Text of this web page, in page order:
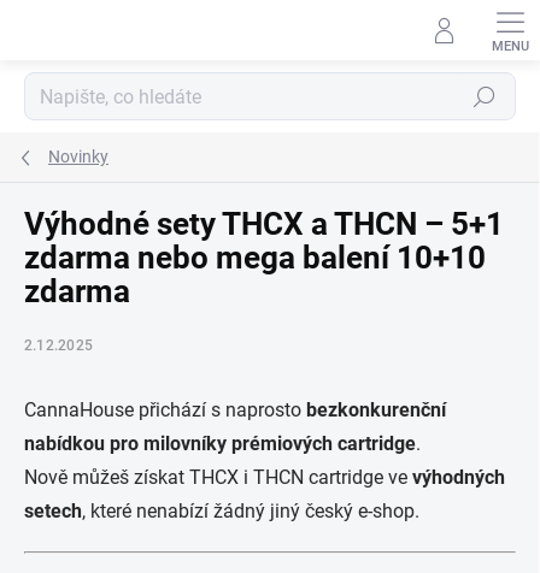
Hledat
Novinky
Výhodné sety THCX a THCN – 5+1
zdarma nebo mega balení 10+10
zdarma
2.12.2025
CannaHouse přichází s naprosto bezkonkurenční
nabídkou pro milovníky prémiových cartridge.
Nově můžeš získat THCX i THCN cartridge ve výhodných
setech, které nenabízí žádný jiný český e-shop.